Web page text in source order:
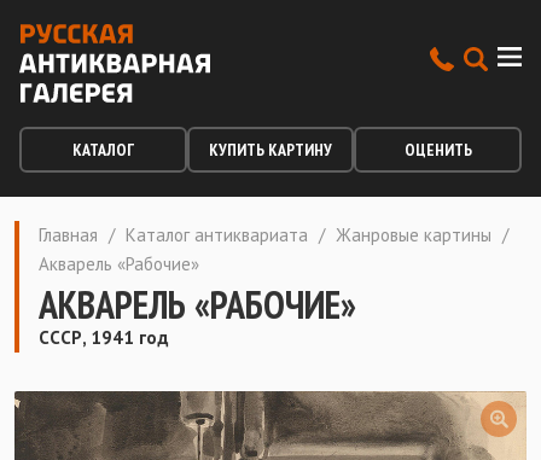
КАТАЛОГ КУПИТЬ КАРТИНУ ОЦЕНИТЬ
Главная / Каталог антиквариата / Жанровые картины /
Акварель «Рабочие»
АКВАРЕЛЬ «РАБОЧИЕ»
СССР, 1941 год